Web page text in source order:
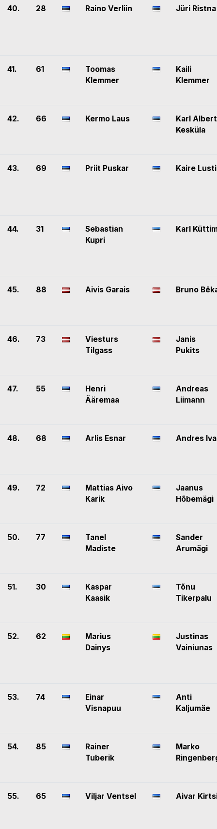
40. 28 Raino Verliin Jüri Ristna
41. 61
Toomas
Klemmer
Kaili
Klemmer
42. 66 Kermo Laus
Karl Albert
Kesküla
43. 69 Priit Puskar Kaire Lusti
44. 31
Sebastian
Kupri
Karl
45. 88 Aivis Garais Bruno
46. 73
Viesturs
Tilgass
Janis
Pukits
47. 55
Henri
Ääremaa
Andreas
Liimann
48. 68 Arlis Esnar Andres Iva
49. 72
Mattias Aivo
Karik
Jaanus
Hõbemägi
50. 77
Tanel
Madiste
Sander
Arumägi
51. 30
Kaspar
Kaasik
Tõnu
Tikerpalu
52. 62
Marius
Dainys
Justinas
Vainiunas
53. 74
Einar
Visnapuu
Anti
Kaljumäe
54. 85
Rainer
Tuberik
Marko
55. 65 Viljar Ventsel Aivar